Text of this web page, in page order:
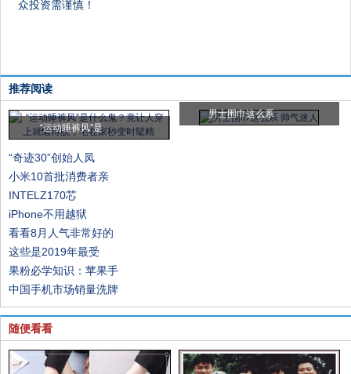
众投资需谨慎！
推荐阅读
“运动睡裤风”是
男士围巾这么系
“奇迹30”创始人凤
小米10首批消费者亲
INTELZ170芯
iPhone不用越狱
看看8月人气非常好的
这些是2019年最受
果粉必学知识：苹果手
中国手机市场销量洗牌
随便看看